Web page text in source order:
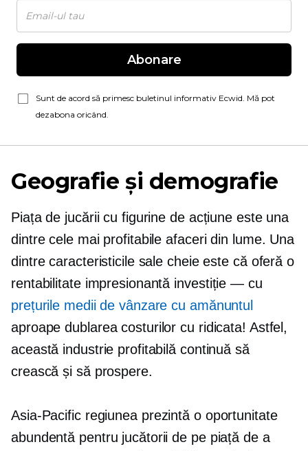
Abonare
Sunt de acord să primesc buletinul informativ Ecwid. Mă pot
dezabona oricând.
Geografie și demografie
Piața de jucării cu figurine de acțiune este una
dintre cele mai profitabile afaceri din lume. Una
dintre caracteristicile sale cheie este că oferă o
rentabilitate impresionantă investiție — cu
prețurile medii de vânzare cu amănuntul
aproape dublarea costurilor cu ridicata! Astfel,
această industrie profitabilă continuă să
crească și să prospere.
Asia-Pacificregiunea prezintă o oportunitate
abundentă pentru jucătorii de pe piață de a